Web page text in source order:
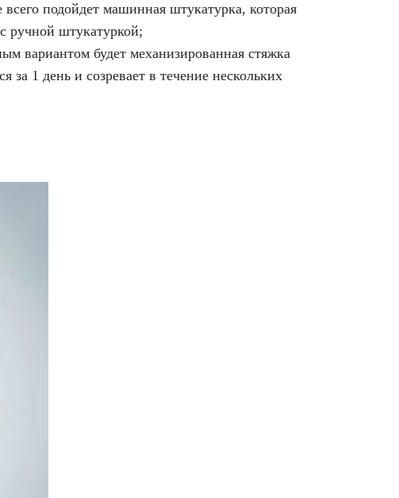
подойдет машинная штукатурка, которая
ручной штукатуркой;
вариантом будет механизированная стяжка
за 1 день и созревает в течение нескольких